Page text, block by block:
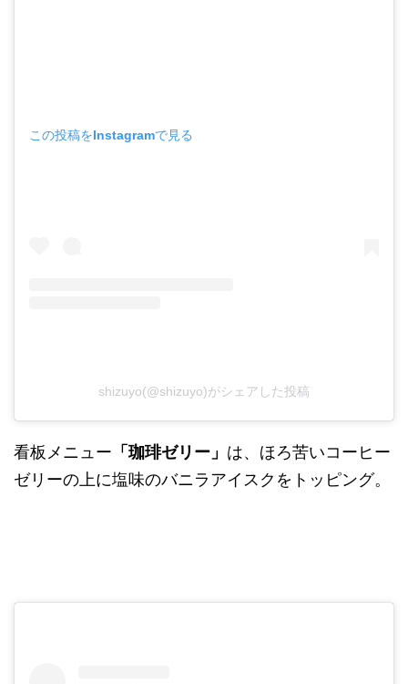
この投稿をInstagramで見る
shizuyo(@shizuyo)がシェアした投稿
看板メニュー 「珈琲ゼリー」 は、ほろ苦いコーヒー
ゼリーの上に塩味のバニラアイスクをトッピング。